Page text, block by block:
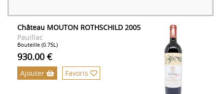
Château MOUTON ROTHSCHILD 2005
Pauillac
Bouteille (0.75L)
930.00 €
Ajouter Favoris